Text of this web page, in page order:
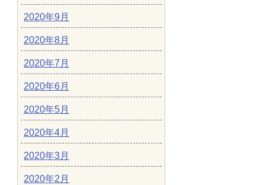
2020年9月
2020年8月
2020年7月
2020年6月
2020年5月
2020年4月
2020年3月
2020年2月